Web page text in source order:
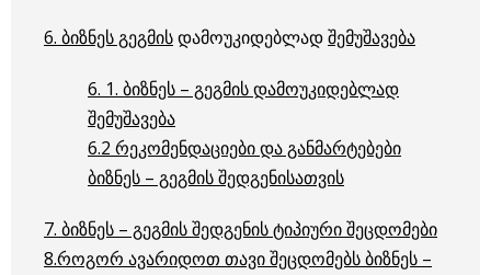
6. ბიზნეს გეგმისდამოუკიდებლადშემუშავება
6. 1. ბიზნეს – გეგმის დამოუკიდებლად
შემუშავება
6.2 რეკომენდაციები და განმარტებები
ბიზნეს – გეგმის შედგენისათვის
7. ბიზნეს – გეგმის შედგენის ტიპიური შეცდომები
8.როგორ ავარიდოთ თავი შეცდომებს ბიზნეს –